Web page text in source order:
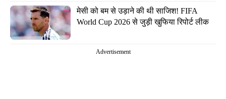
मेसी को बम से उड़ाने की थी साजिश! FIFA
World Cup 2026 से जुड़ी खुफिया रिपोर्ट लीक
Advertisement